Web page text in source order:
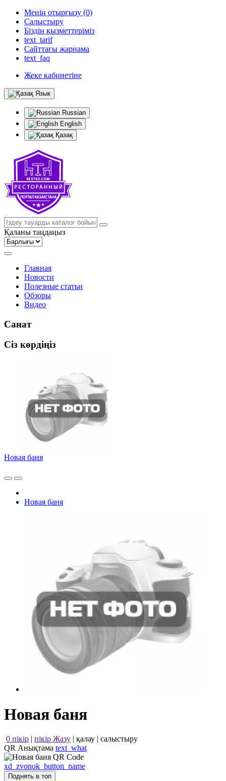
Менің отырғызу (0)
Салыстыру
Біздің қызметтеріміз
text_tarif
Сайттағы жарнама
text_faq
Жеке кабинетіне
Язык
Russian
English
Қазақ
Қаланы таңдаңыз
Главная
Новости
Полезные статьи
Обзоры
Видео
Санат
Сіз көрдіңіз
Новая баня
Новая баня
Новая баня
0 пікір | пікір Жазу | қалау | салыстыру
QR Анықтама text_what
xd_zvonok_button_name
Поднять в топ